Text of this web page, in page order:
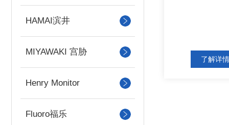
HAMAI滨井
MIYAWAKI 宫胁
Henry Monitor
Fluoro福乐
了解详